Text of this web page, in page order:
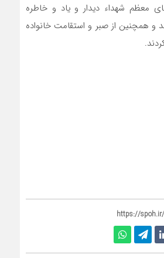
معظم شهداء دیدار و یاد و خاطره
و همچنین از صبر و استقامت خانواده
https://spoh.ir/